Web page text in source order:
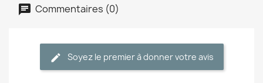
Commentaires (0)
Soyez le premier à donner votre avis